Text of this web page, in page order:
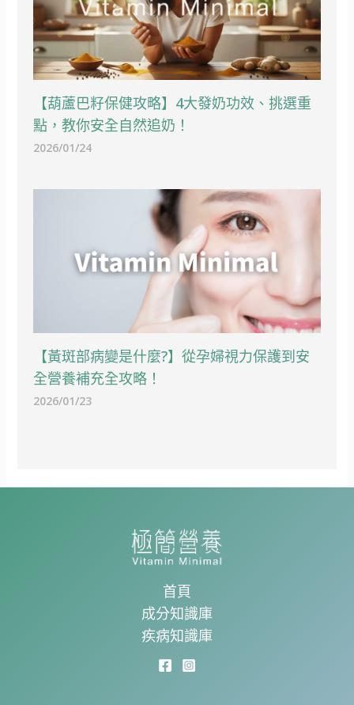
【葫蘆巴籽保健攻略】4大發奶功效、挑選重
點，教你安全自然追奶！
2026/01/24
【黃斑部病變是什麼?】從孕婦視力保護到安
全營養補充全攻略！
2026/01/23
首頁
成分知識庫
疾病知識庫